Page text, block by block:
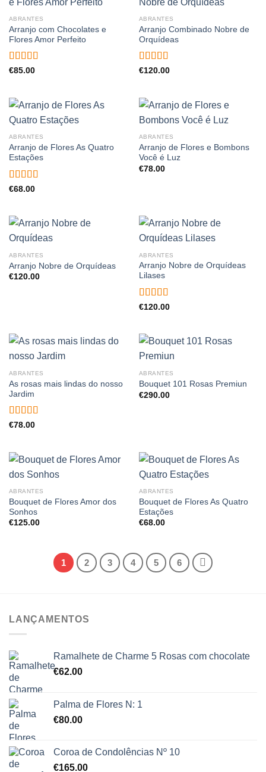
ABRANTES
Arranjo com Chocolates e
Flores Amor Perfeito
Avaliação
€85.00
ABRANTES
Arranjo Combinado Nobre de
Orquídeas
Avaliação
€120.00
ABRANTES
Arranjo de Flores As Quatro
Estações
Avaliação
€68.00
ABRANTES
Arranjo de Flores e Bombons
Você é Luz
€78.00
ABRANTES
Arranjo Nobre de Orquídeas
€120.00
ABRANTES
Arranjo Nobre de Orquídeas
Lilases
Avaliação
€120.00
ABRANTES
As rosas mais lindas do nosso
Jardim
Avaliação
€78.00
ABRANTES
Bouquet 101 Rosas Premiun
€290.00
ABRANTES
Bouquet de Flores Amor dos
Sonhos
€125.00
ABRANTES
Bouquet de Flores As Quatro
Estações
€68.00
1 2 3 4 5 6
LANÇAMENTOS
Ramalhete de Charme 5 Rosas com chocolate
€62.00
Palma de Flores N: 1
€80.00
Coroa de Condolências Nº 10
€165.00